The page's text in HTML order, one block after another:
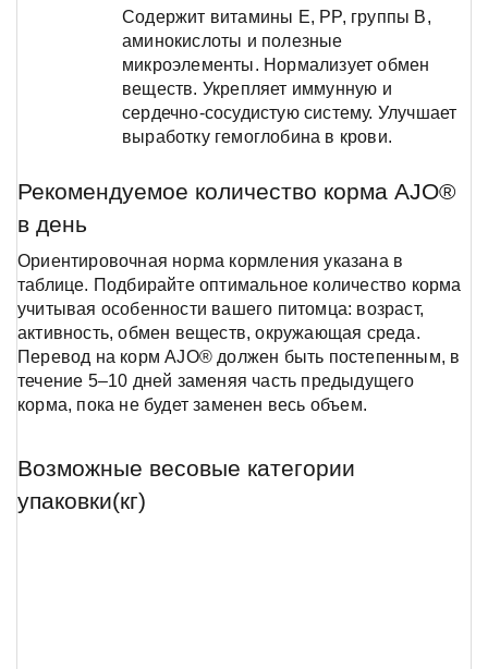
Содержит витамины E, PP, группы B,
аминокислоты и полезные
микроэлементы. Нормализует обмен
веществ. Укрепляет иммунную и
сердечно-сосудистую систему. Улучшает
выработку гемоглобина в крови.
Рекомендуемое количество корма AJO®
в день
Ориентировочная норма кормления указана в
таблице. Подбирайте оптимальное количество корма
учитывая особенности вашего питомца: возраст,
активность, обмен веществ, окружающая среда.
Перевод на корм AJO® должен быть постепенным, в
течение 5–10 дней заменяя часть предыдущего
корма, пока не будет заменен весь объем.
Возможные весовые категории
упаковки(кг)